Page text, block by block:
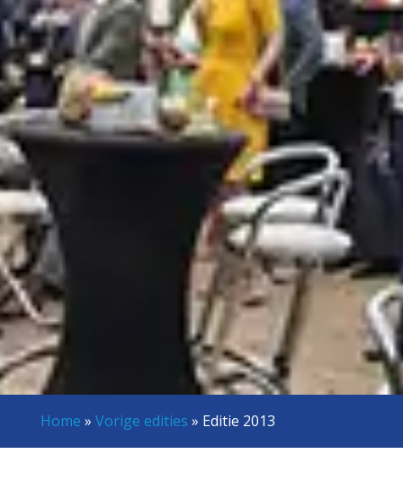
Home » Vorige edities » Editie 2013